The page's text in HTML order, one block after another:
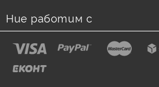
Ние работим с